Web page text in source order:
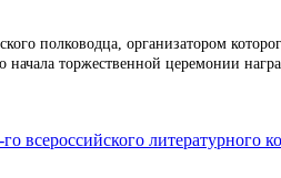
полководца, организатором
торжественной церемонии
всероссийского литературного